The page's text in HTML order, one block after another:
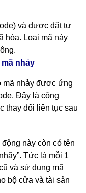
và được đặt tự
hóa. Loại mã này
nhảy
mã nhảy được ứng
Đây là công
thay đổi liên tục sau
này còn có tên
Tức là mỗi 1
và sử dụng mã
bộ cửa và tài sản